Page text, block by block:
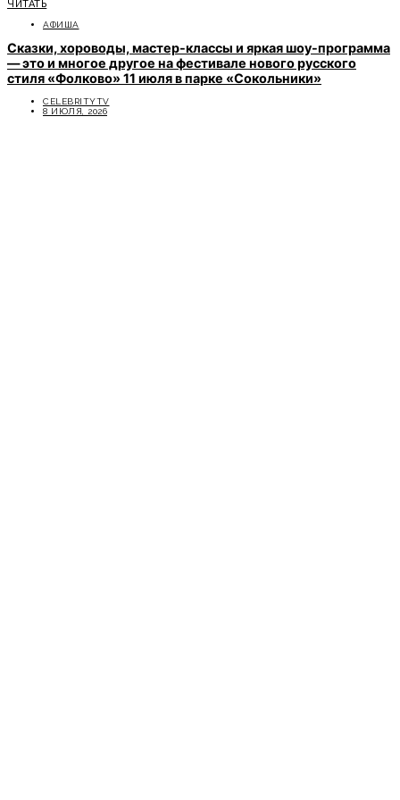
ЧИТАТЬ
АФИША
Сказки, хороводы, мастер-классы и яркая шоу-программа
— это и многое другое на фестивале нового русского
стиля «Фолково» 11 июля в парке «Сокольники»
CELEBRITYTV
8 ИЮЛЯ, 2026